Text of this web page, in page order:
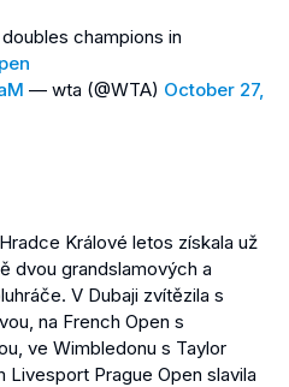
champions in
— wta (@WTA) October 27,
Králové letos získala už
dvou grandslamových a
V Dubaji zvítězila s
na French Open s
ve Wimbledonu s Taylor
Livesport Prague Open slavila